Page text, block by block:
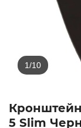
5 Slim